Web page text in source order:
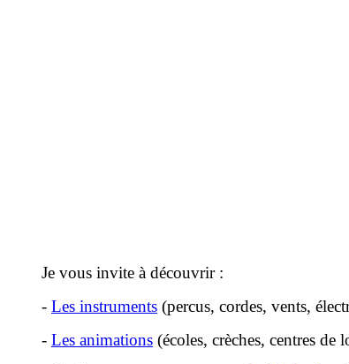
Je vous invite à découvrir :
- Les instruments (percus, cordes, vents,
- Les animations (écoles, crèches, centres